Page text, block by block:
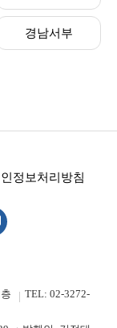
경남서부
정보처리방침
TEL: 02-3272-